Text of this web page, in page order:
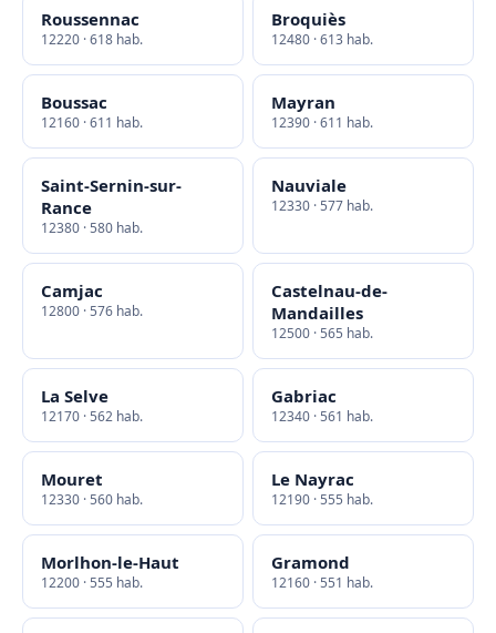
Roussennac
12220 · 618 hab.
Broquiès
12480 · 613 hab.
Boussac
12160 · 611 hab.
Mayran
12390 · 611 hab.
Saint-Sernin-sur-
Rance
12380 · 580 hab.
Nauviale
12330 · 577 hab.
Camjac
12800 · 576 hab.
Castelnau-de-
Mandailles
12500 · 565 hab.
La Selve
12170 · 562 hab.
Gabriac
12340 · 561 hab.
Mouret
12330 · 560 hab.
Le Nayrac
12190 · 555 hab.
Morlhon-le-Haut
12200 · 555 hab.
Gramond
12160 · 551 hab.